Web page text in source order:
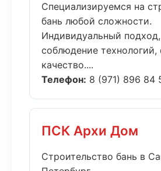
Специализируемся на
бань любой сложности.
Индивидуальный
соблюдение технологий,
качество....
Телефон: 8 (971) 896 84
ПСК Архи Дом
Строительство бань в